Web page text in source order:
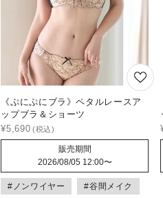
《ぷにぷにブラ》ペタルレースア
ップブラ＆ショーツ
¥5,690
販売期間
2026/08/05 12:00〜
#ノンワイヤー #谷間メイク